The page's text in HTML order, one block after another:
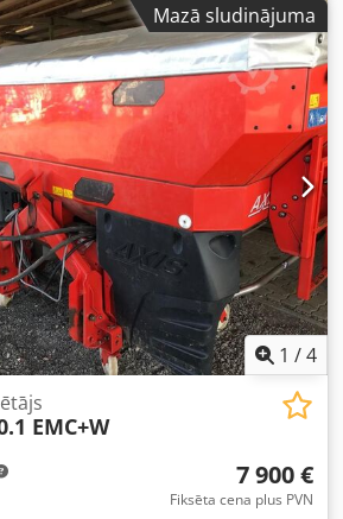
Mazā sludinājuma
1 /4
EMC+W
7 900 €
Fiksēta cena plus PVN